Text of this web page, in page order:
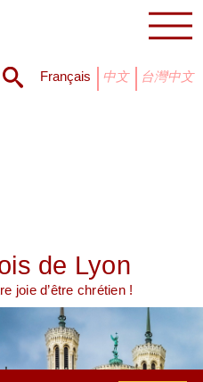
français 中文 台灣中文
de Lyon
joie d’être chrétien !